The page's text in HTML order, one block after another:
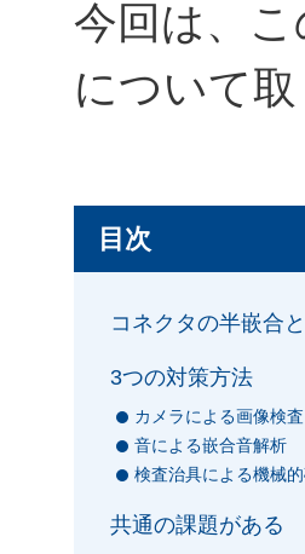
今回は、
について
目次
コネクタの半嵌合
3つの対策方法
カメラによる画像検査
音による嵌合音解析
検査治具による機械
共通の課題がある